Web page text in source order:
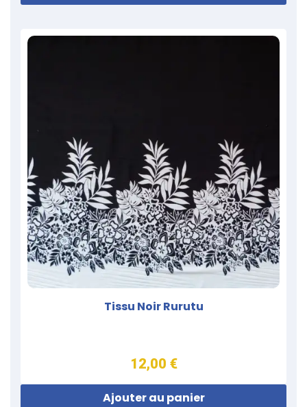
Tissu Noir Rurutu
12,00 €
Ajouter au panier